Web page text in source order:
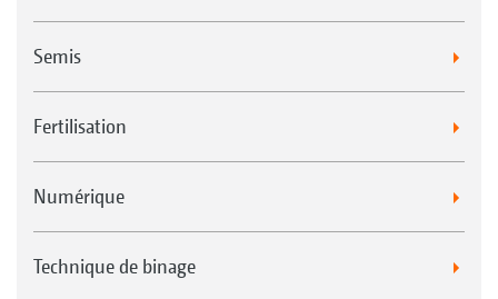
Semis
Fertilisation
Numérique
Technique de binage